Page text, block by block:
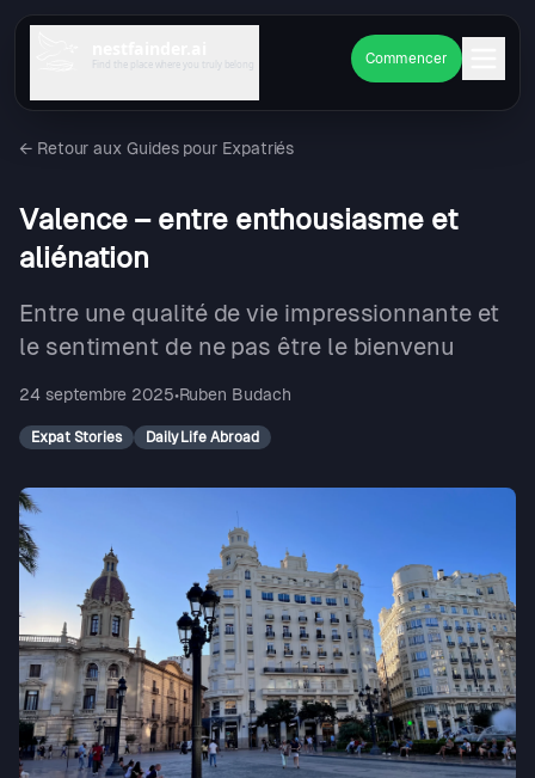
Find the place where you truly belong Commencer
← Retour aux Guides pour Expatriés
Valence – entre enthousiasme et
aliénation
Entre une qualité de vie impressionnante et
le sentiment de ne pas être le bienvenu
24 septembre 2025•Ruben Budach
Expat Stories Daily Life Abroad